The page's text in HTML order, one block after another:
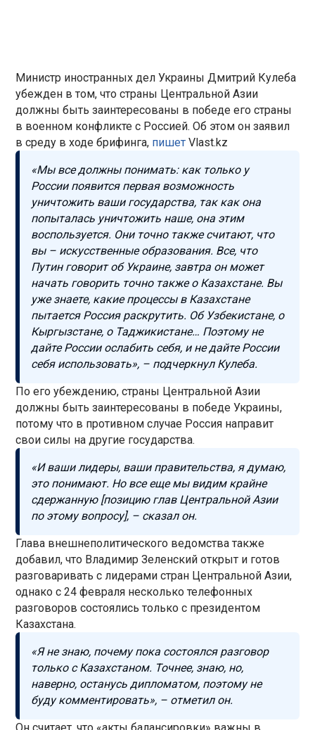
Министр иностранных дел Украины Дмитрий Кулеба
убежден в том, что страны Центральной Азии
должны быть заинтересованы в победе его страны
в военном конфликте с Россией. Об этом он заявил
в среду в ходе брифинга, пишетVlast.kz
«Мы все должны понимать: как только у
России появится первая возможность
уничтожить ваши государства, так как она
попыталась уничтожить наше, она этим
воспользуется. Они точно также считают, что
вы – искусственные образования. Все, что
Путин говорит об Украине, завтра он может
начать говорить точно также о Казахстане. Вы
уже знаете, какие процессы в Казахстане
пытается Россия раскрутить. Об Узбекистане, о
Кыргызстане, о Таджикистане… Поэтому не
дайте России ослабить себя, и не дайте России
себя использовать», – подчеркнул Кулеба.
По его убеждению, страны Центральной Азии
должны быть заинтересованы в победе Украины,
потому что в противном случае Россия направит
свои силы на другие государства.
«И ваши лидеры, ваши правительства, я думаю,
это понимают. Но все еще мы видим крайне
сдержанную [позицию глав Центральной Азии
по этому вопросу], – сказал он.
Глава внешнеполитического ведомства также
добавил, что Владимир Зеленский открыт и готов
разговаривать с лидерами стран Центральной Азии,
однако с 24 февраля несколько телефонных
разговоров состоялись только с президентом
Казахстана.
«Я не знаю, почему пока состоялся разговор
только с Казахстаном. Точнее, знаю, но,
наверно, останусь дипломатом, поэтому не
буду комментировать», – отметил он.